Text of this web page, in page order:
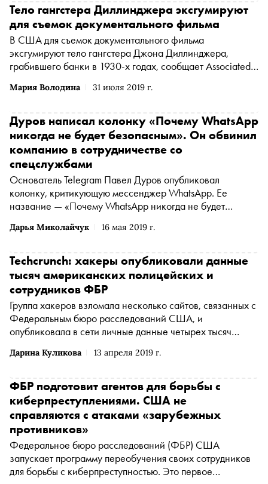
американским спецслужбам, сообщает CNN
Мария Володина 31 июля 2019 г.
Тело гангстера Диллинджера эксгумируют
для съемок документального фильма
В США для съемок документального фильма
эксгумируют тело гангстера Джона Диллинджера,
грабившего банки в 1930-х годах, сообщает Associated
Дарья Миколайчук 16 мая 2019 г.
Дуров написал колонку «Почему WhatsApp
никогда не будет безопасным». Он обвинил
компанию в сотрудничестве со
спецслужбами
Основатель Telegram Павел Дуров опубликовал
колонку, критикующую мессенджер WhatsApp. Ее
название — «Почему WhatsApp никогда не будет
Дарина Куликова 13 апреля 2019 г.
Techcrunch: хакеры опубликовали данные
тысяч американских полицейских и
сотрудников ФБР
Группа хакеров взломала несколько сайтов, связанных с
Федеральным бюро расследований США, и
опубликовала в сети личные данные четырех тысяч
ФБР подготовит агентов для борьбы с
киберпреступлениями. США не
справляются с атаками «зарубежных
противников»
Федеральное бюро расследований (ФБР) США
запускает программу переобучения своих сотрудников
для борьбы с киберпреступностью. Это первое